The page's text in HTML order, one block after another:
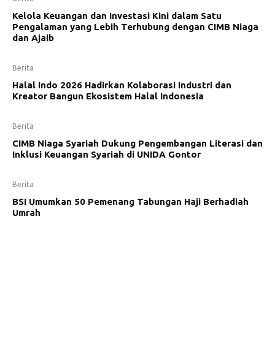
Kelola Keuangan dan Investasi Kini dalam Satu
Pengalaman yang Lebih Terhubung dengan CIMB Niaga
dan Ajaib
Berita
Halal Indo 2026 Hadirkan Kolaborasi Industri dan
Kreator Bangun Ekosistem Halal Indonesia
Berita
CIMB Niaga Syariah Dukung Pengembangan Literasi dan
Inklusi Keuangan Syariah di UNIDA Gontor
Berita
BSI Umumkan 50 Pemenang Tabungan Haji Berhadiah
Umrah